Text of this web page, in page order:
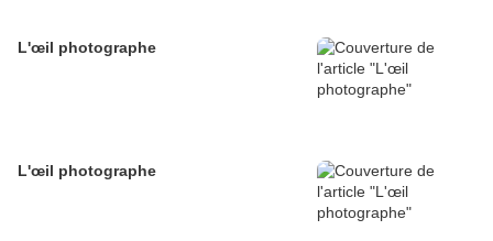
L'œil photographe
L'œil photographe